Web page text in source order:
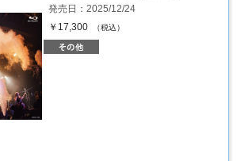
発売日：2025/12/24
￥17,300
（税込）